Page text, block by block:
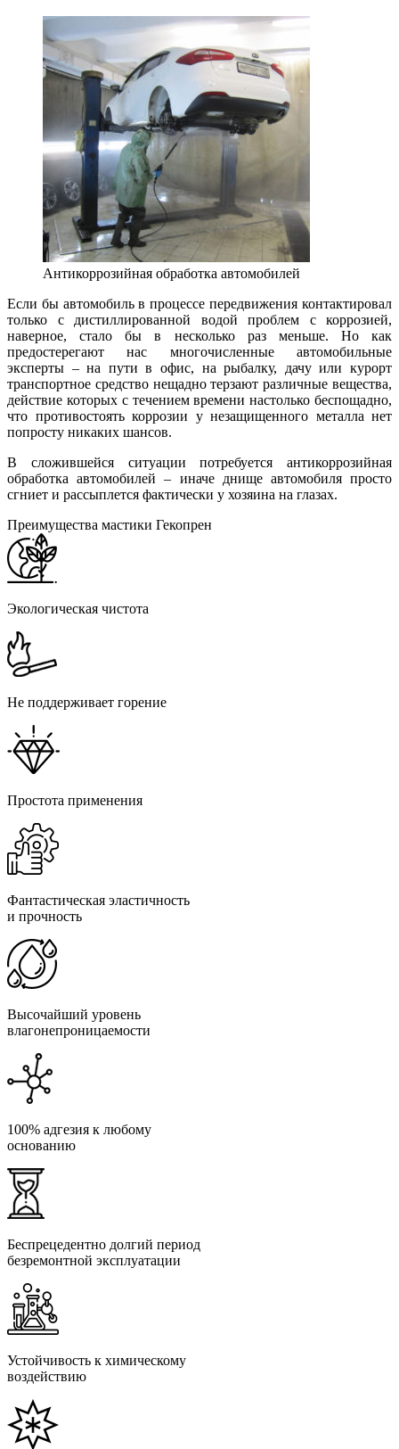
Антикоррозийная обработка автомобилей
Если бы автомобиль в процессе передвижения контактировал
только с дистиллированной водой проблем с коррозией,
наверное, стало бы в несколько раз меньше. Но как
предостерегают нас многочисленные автомобильные
эксперты – на пути в офис, на рыбалку, дачу или курорт
транспортное средство нещадно терзают различные вещества,
действие которых с течением времени настолько беспощадно,
что противостоять коррозии у незащищенного металла нет
попросту никаких шансов.
В сложившейся ситуации потребуется антикоррозийная
обработка автомобилей – иначе днище автомобиля просто
сгниет и рассыплется фактически у хозяина на глазах.
Преимущества мастики Гекопрен
Экологическая чистота
Не поддерживает горение
Простота применения
Фантастическая эластичность
и прочность
Высочайший уровень
влагонепроницаемости
100% адгезия к любому
основанию
Беспрецедентно долгий период
безремонтной эксплуатации
Устойчивость к химическому
воздействию